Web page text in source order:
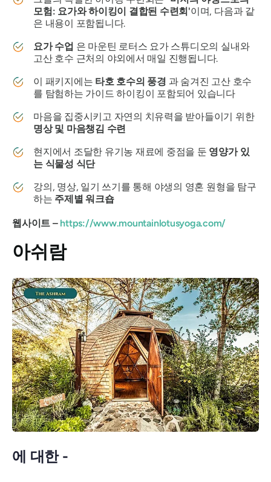
모험: 요가와 하이킹이 결합된 수련회'이며, 다음과 같
은 내용이 포함됩니다.
요가 수업 은 마운틴 로터스 요가 스튜디오의 실내와
고산 호수 근처의 야외에서 매일 진행됩니다.
이 패키지에는 타호 호수의 풍경 과 숨겨진 고산 호수
를 탐험하는 가이드 하이킹이 포함되어 있습니다
마음을 집중시키고 자연의 치유력을 받아들이기 위한
명상 및 마음챙김 수련
현지에서 조달한 유기농 재료에 중점을 둔 영양가 있
는 식물성 식단
강의, 명상, 일기 쓰기를 통해 야생의 영혼 원형을 탐구
하는 주제별 워크숍
웹사이트 – https://www.mountainlotusyoga.com/
아쉬람
에 대한 -